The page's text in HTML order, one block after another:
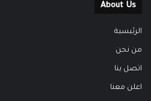
About Us
الرئيسية
من نحن
اتصل بنا
اعلن معنا